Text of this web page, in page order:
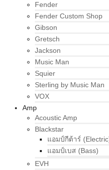
Fender
Fender Custom Shop
Gibson
Gretsch
Jackson
Music Man
Squier
Sterling by Music Man
VOX
Amp
Acoustic Amp
Blackstar
แอมป์กีต้าร์
แอมป์เบส (Bass)
EVH